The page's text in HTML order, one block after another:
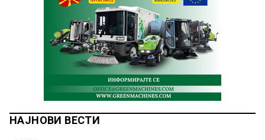
НАЈНОВИ ВЕСТИ